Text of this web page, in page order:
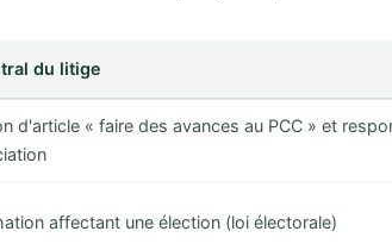
du litige
d'article « faire des avances au PCC » et
affectant une élection (loi électorale)